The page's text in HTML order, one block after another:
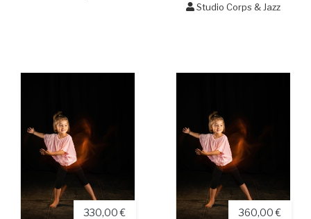
Studio Corps & Jazz
330,00 € 360,00 €